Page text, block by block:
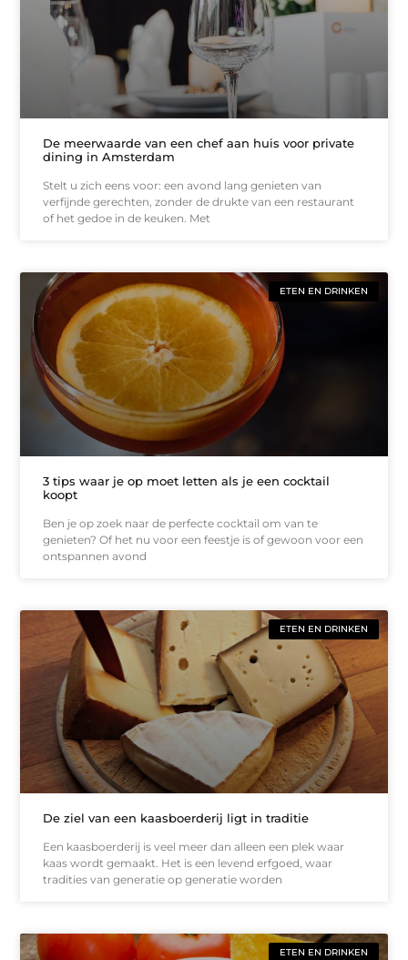
De meerwaarde van een chef aan huis voor private
dining in Amsterdam
Stelt u zich eens voor: een avond lang genieten van
verfijnde gerechten, zonder de drukte van een restaurant
of het gedoe in de keuken. Met
ETEN EN DRINKEN
3 tips waar je op moet letten als je een cocktail
koopt
Ben je op zoek naar de perfecte cocktail om van te
genieten? Of het nu voor een feestje is of gewoon voor een
ontspannen avond
ETEN EN DRINKEN
De ziel van een kaasboerderij ligt in traditie
Een kaasboerderij is veel meer dan alleen een plek waar
kaas wordt gemaakt. Het is een levend erfgoed, waar
tradities van generatie op generatie worden
ETEN EN DRINKEN